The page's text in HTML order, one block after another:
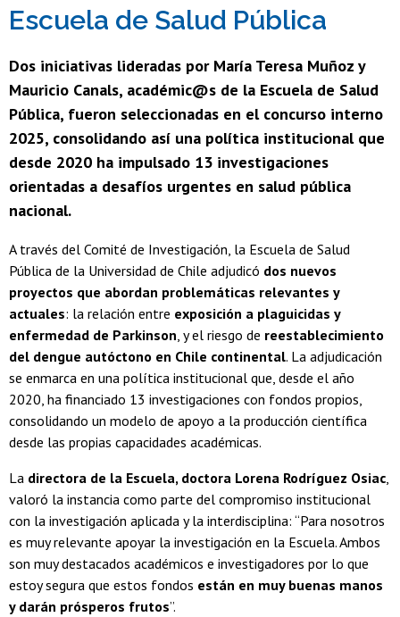
Escuela de Salud Pública
Dos iniciativas lideradas por María Teresa Muñoz y
Mauricio Canals, académic@s de la Escuela de Salud
Pública, fueron seleccionadas en el concurso interno
2025, consolidando así una política institucional que
desde 2020 ha impulsado 13 investigaciones
orientadas a desafíos urgentes en salud pública
nacional.
A través del Comité de Investigación, la Escuela de Salud
Pública de la Universidad de Chile adjudicó dos nuevos
proyectos que abordan problemáticas relevantes y
actuales: la relación entre exposición a plaguicidas y
enfermedad de Parkinson, y el riesgo de reestablecimiento
del dengue autóctono en Chile continental. La adjudicación
se enmarca en una política institucional que, desde el año
2020, ha financiado 13 investigaciones con fondos propios,
consolidando un modelo de apoyo a la producción científica
desde las propias capacidades académicas.
La directora de la Escuela, doctora Lorena Rodríguez Osiac,
valoró la instancia como parte del compromiso institucional
con la investigación aplicada y la interdisciplina: “Para nosotros
es muy relevante apoyar la investigación en la Escuela. Ambos
son muy destacados académicos e investigadores por lo que
estoy segura que estos fondos están en muy buenas manos
y darán prósperos frutos”.